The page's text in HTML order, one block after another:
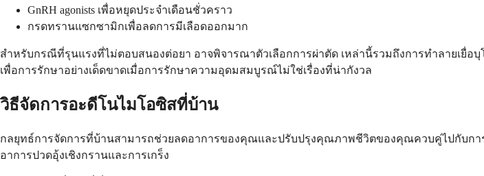
GnRH agonists เพื่อหยุดประจำเดือนชั่วคราว
กรดทรานแซกซามิกเพื่อลดการมีเลือดออกมาก
สำหรับกรณีที่รุนแรงที่ไม่ตอบสนองต่อยา อาจพิจารณาตัวเลือกการผ่าตัด เหล่านี้รวมถึงการทำลายเยื่
เพื่อการรักษาอย่างเด็ดขาดเมื่อการรักษาความอุดมสมบูรณ์ไม่ใช่เรื่องที่น่ากังวล
วิธีจัดการอะดีโนไมโอซิสที่บ้าน
กลยุทธ์การจัดการที่บ้านสามารถช่วยลดอาการของคุณและปรับปรุงคุณภาพชีวิตของคุณควบคู่ไปกับก
อาการปวดอุ้งเชิงกรานและการเกร็ง